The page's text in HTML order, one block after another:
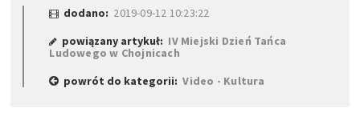
dodano: 2019-09-12 10:23:22
powiązany artykuł: IV Miejski Dzień Tańca
Ludowego w Chojnicach
powrót do kategorii:Video - Kultura